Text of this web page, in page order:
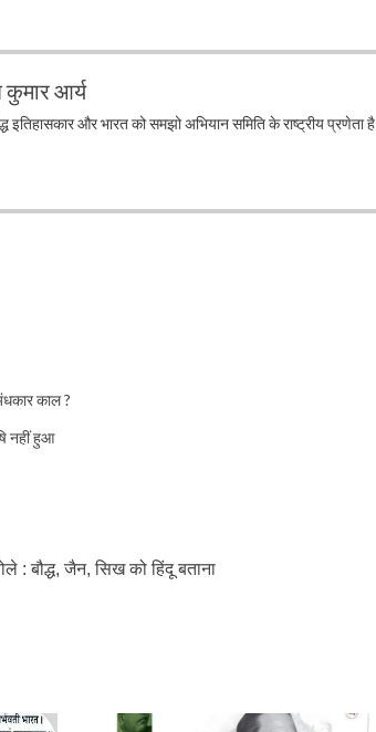
कुमार आर्य
इतिहासकार और भारत को समझो अभियान समिति के राष्ट्रीय प्रणेता है
काल ?
नहीं हुआ
: बौद्ध, जैन, सिख को हिंदू बताना